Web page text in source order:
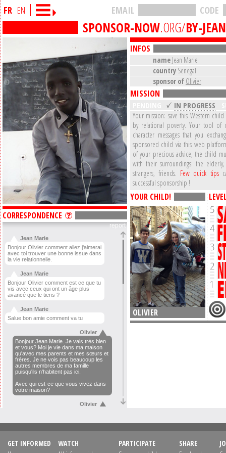
FR EN CODE
EMAIL
SPONSOR-NOW.ORG/BY-
CORRESPONDENCE
report
Jean Marie
Bonjour Olivier comment allez j'aimerai
avec toi trouver une bonne issue dans
la vie relationnelle.
Jean Marie
Bonjour Olivier comment est ce que tu
vis avec ceux qui ont un âge plus
avancé que le tiens ?
Jean Marie
Salue bon amie comment va tu
Olivier
Bonjour Jean Marie. Je vais très bien
et vous? Moi je vie dans ma maison
qu'avec mes parents et mes sœurs et
frères. Je ne vois pas beaucoup les
autres membres de ma famille
puisqu'ils n'habitent pas ici.
Avec qui est-ce que vous vivez dans
votre maison?
Olivier
Tout , d'abord je te souhaite joyeux
INFOS
name Jean Marie
country Senegal
sponsor of Olivier
MISSION
IN PROGRESS
Your mission: save this Western
by relational poverty. Your tool of
character messages that you
sponsored child via this web
of your precious advice, the child
with their surroundings: the
strangers, friends. Few quick tips
successful sponsorship !
YOUR CHILD!
OLIVIER
GET INFORMED
WATCH
PARTICIPATE
SHARE